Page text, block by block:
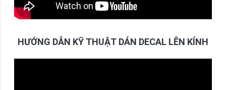
HƯỚNG DẪN KỸ THUẬT DÁN DECAL LÊN KÍNH